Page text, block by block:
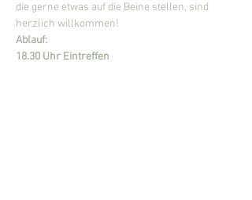
die gerne etwas auf die Beine stellen, sind
herzlich willkommen!
Ablauf:
18.30 Uhr Eintreffen